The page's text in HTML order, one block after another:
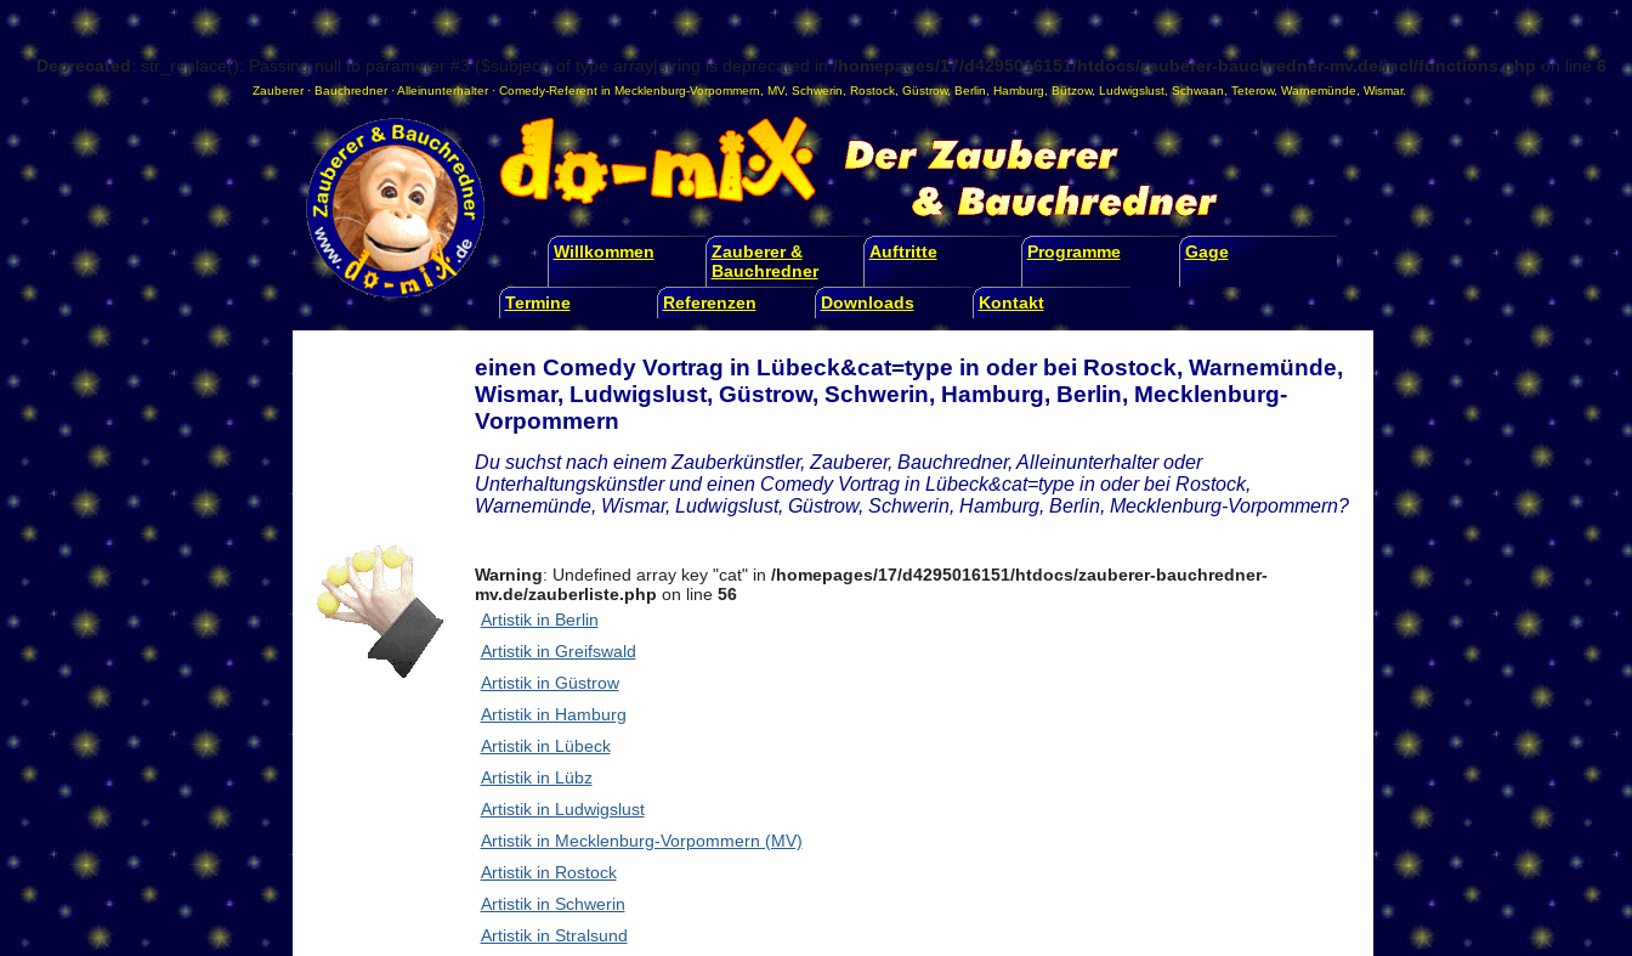
Deprecated: str_replace(): Passing null to parameter #3 ($subject) of type array|string is deprecated in/homepages/17/d4295016151/htdocs/zauberer-bauchredner-mv.de/incl/functions.php on line6
Zauberer· Bauchredner·Alleinunterhalter· Comedy-Referent in Mecklenburg-Vorpommern MV, Schwerin Rostock Güstrow,Berlin Hamburg ,Bützow, Ludwigslust ,Schwaan Teterow, Warnemünde Wismar.
Willkommen
Zauberer &
Bauchredner
Auftritte Programme Gage
Termine Referenzen Downloads Kontakt
einen Comedy Vortrag in Lübeck&cat=type in oder bei Rostock, Warnemünde,
Wismar, Ludwigslust, Güstrow, Schwerin, Hamburg, Berlin, Mecklenburg-
Vorpommern
Du suchst nach einem Zauberkünstler, Zauberer, Bauchredner, Alleinunterhalter oder
Unterhaltungskünstler und einen Comedy Vortrag in Lübeck&cat=type in oder bei Rostock,
Warnemünde, Wismar, Ludwigslust, Güstrow, Schwerin, Hamburg, Berlin, Mecklenburg-Vorpommern?
Warning: Undefined array key "cat" in /homepages/17/d4295016151/htdocs/zauberer-bauchredner-
mv.de/zauberliste.php on line 56
Artistik in Berlin
Artistik in Greifswald
Artistik in Güstrow
Artistik in Hamburg
Artistik in Lübeck
Artistik in Lübz
Artistik in Ludwigslust
Artistik in Mecklenburg-Vorpommern (MV)
Artistik in Rostock
Artistik in Schwerin
Artistik in Stralsund